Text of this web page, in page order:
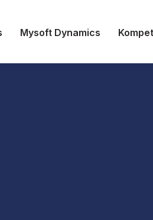
Mysoft Dynamics